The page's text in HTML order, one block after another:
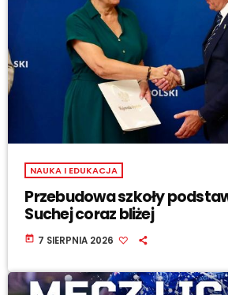
NAUKA I EDUKACJA
Przebudowa szkoły
Suchej coraz bliżej
today 7 SIERPNIA 2026